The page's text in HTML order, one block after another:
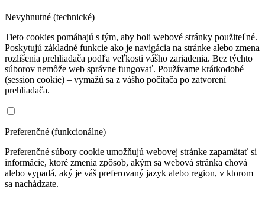
Nevyhnutné (technické)
Tieto cookies pomáhajú s tým, aby boli webové stránky použiteľné.
Poskytujú základné funkcie ako je navigácia na stránke alebo zmena
rozlišenia prehliadača podľa veľkosti vášho zariadenia. Bez týchto
súborov nemôže web správne fungovať. Používame krátkodobé
(session cookie) – vymažú sa z vášho počítača po zatvorení
prehliadača.
Preferenčné (funkcionálne)
Preferenčné súbory cookie umožňujú webovej stránke zapamätať si
informácie, ktoré zmenia zpôsob, akým sa webová stránka chová
alebo vypadá, aký je váš preferovaný jazyk alebo region, v ktorom
sa nachádzate.